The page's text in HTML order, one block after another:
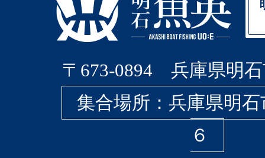
〒673-0894 兵庫県明石
集合場所：兵庫県明
６